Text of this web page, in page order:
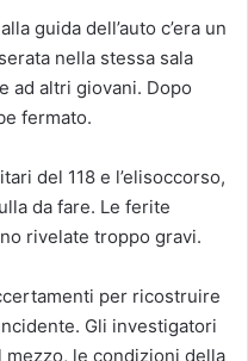
guida dell’auto c’era un
nella stessa sala
ad altri giovani. Dopo
fermato.
del 118 e l’elisoccorso,
da fare. Le ferite
rivelate troppo gravi.
per ricostruire
Gli investigatori
le condizioni della